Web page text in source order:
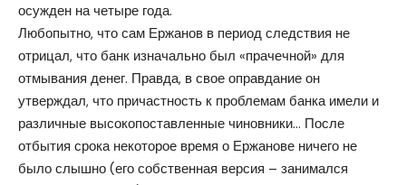
осужден на четыре года.
Любопытно, что сам Ержанов в период следствия не
отрицал, что банк изначально был «прачечной» для
отмывания денег. Правда, в свое оправдание он
утверждал, что причастность к проблемам банка имели и
различные высокопоставленные чиновники… После
отбытия срока некоторое время о Ержанове ничего не
было слышно (его собственная версия – занимался